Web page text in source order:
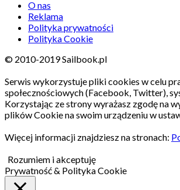
O nas
Reklama
Polityka prywatności
Polityka Cookie
© 2010-2019 Sailbook.pl
Serwis wykorzystuje pliki cookies w celu
społecznościowych (Facebook, Twitter),
Korzystając ze strony wyrażasz zgodę na
plików Cookie na swoim urządzeniu w
Więcej informacji znajdziesz na stronach:
Rozumiem i akceptuję
Prywatność & Polityka Cookie